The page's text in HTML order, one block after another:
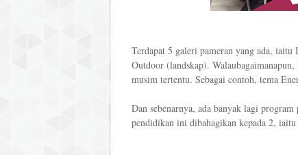
Terdapat 5 galeri pameran yang ada,
Outdoor (landskap).
musim tertentu. Sebagai contoh, tema
Dan sebenarnya, ada banyak lagi
pendidikan ini dibahagikan kepada 2,